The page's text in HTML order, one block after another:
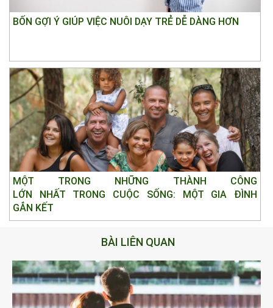
BỐN GỢI Ý GIÚP VIỆC NUÔI DẠY TRẺ DỄ DÀNG HƠN
MỘT TRONG NHỮNG THÀNH CÔNG
LỚN NHẤT TRONG CUỘC SỐNG: MỘT GIA ĐÌNH
GẮN KẾT
BÀI LIÊN QUAN